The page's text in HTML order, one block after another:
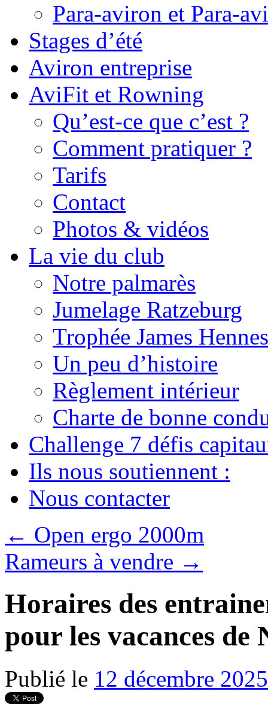
Para-aviron et Para-
Stages d’été
Aviron entreprise
AviFit et Rowning
Qu’est-ce que c’est ?
Comment pratiquer ?
Tarifs
Contact
Photos & vidéos
La vie du club
Notre palmarès
Jumelage Ratzeburg
Trophée James
Un peu d’histoire
Règlement intérieur
Charte de bonne
Challenge 7 défis
Ils nous soutiennent :
Nous contacter
← Open ergo 2000m
Rameurs à vendre →
Horaires des
pour les vacances de
Publié le 12 décembre 2025